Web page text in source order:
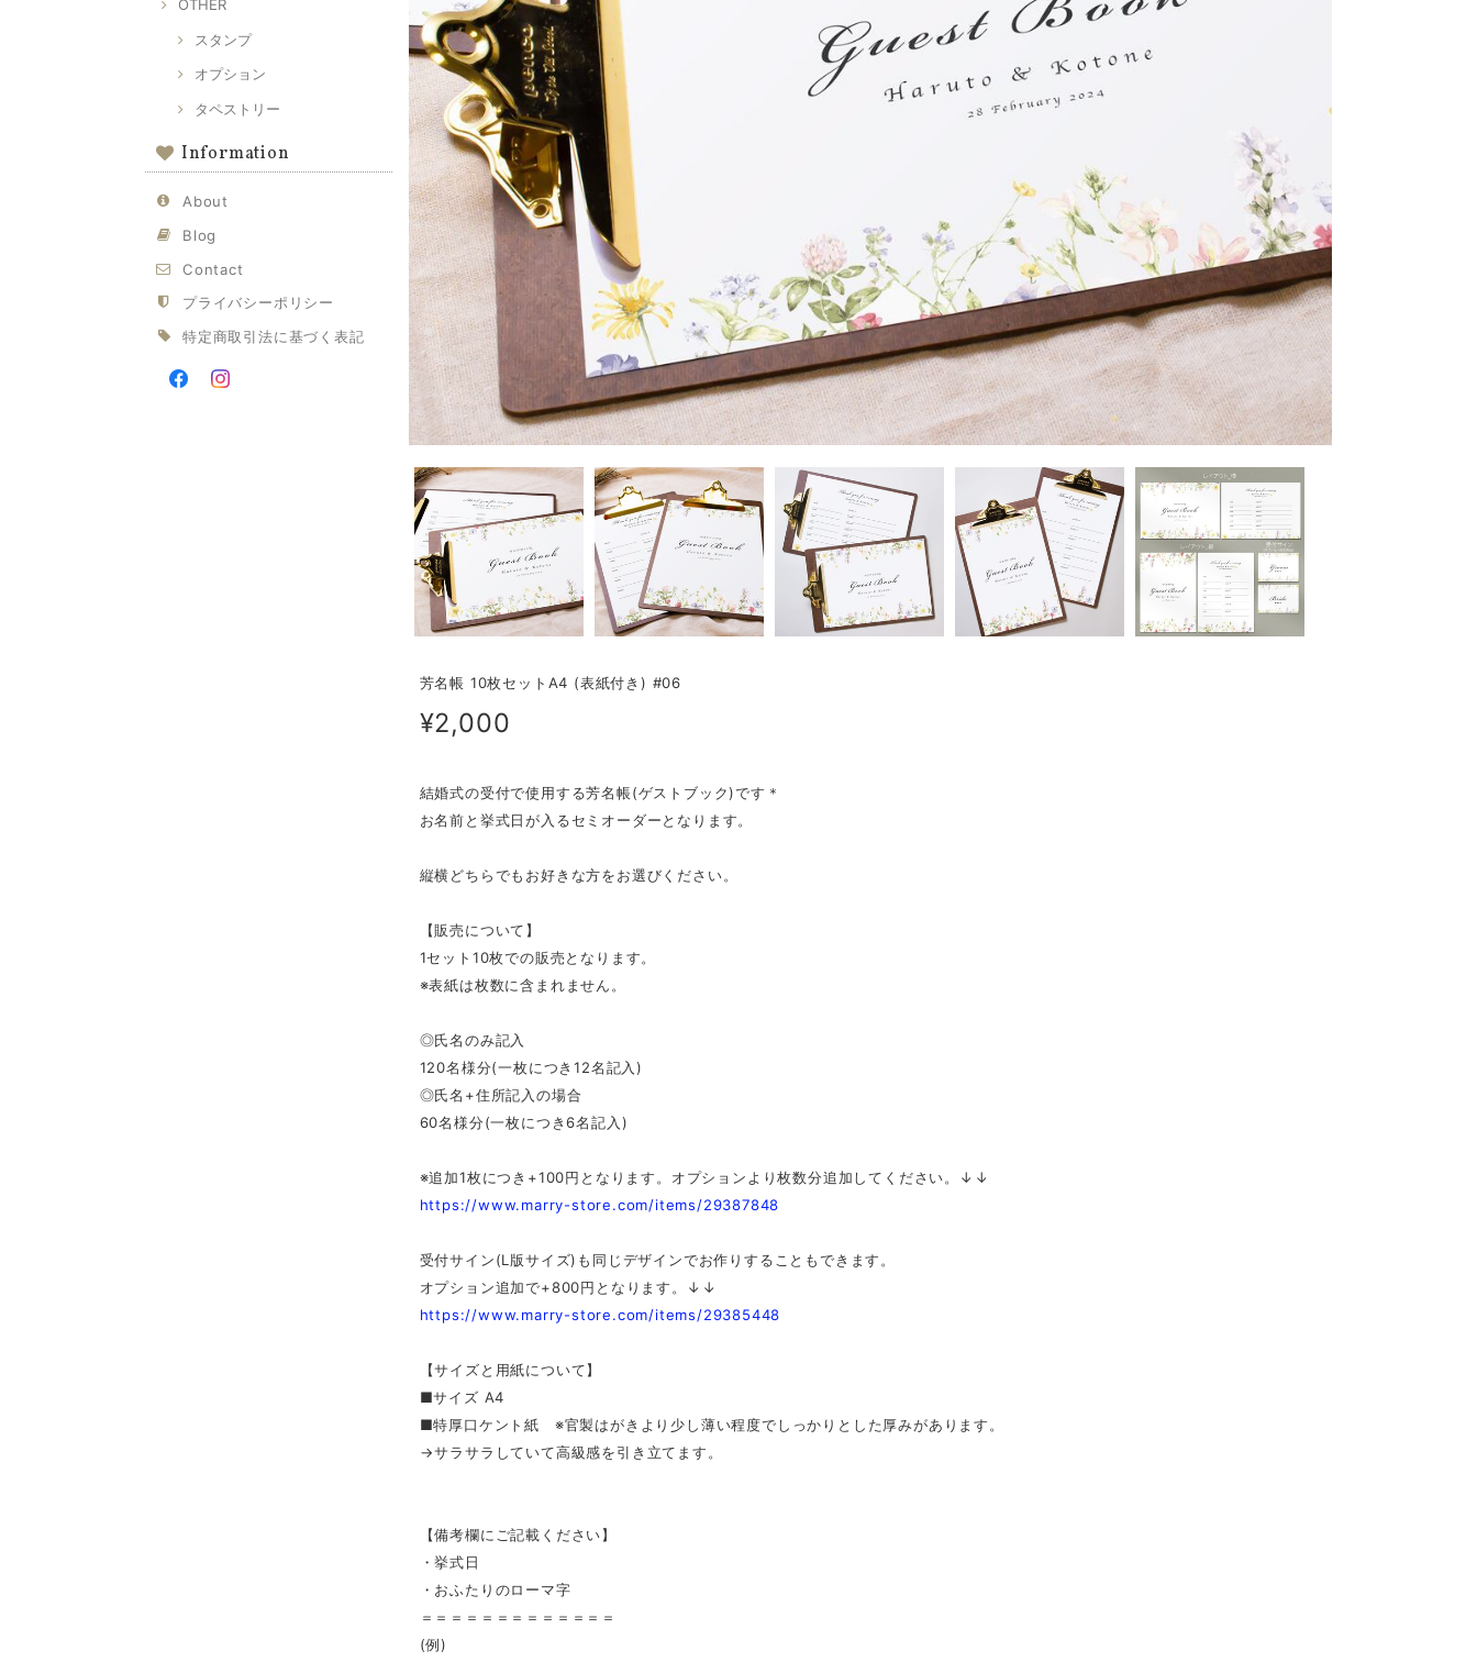
OTHER
スタンプ
オプション
タペストリー
Information
About
Blog
Contact
プライバシーポリシー
特定商取引法に基づく表記
芳名帳 10枚セットA4 (表紙付き) #06
¥2,000
結婚式の受付で使用する芳名帳(ゲストブック)です＊
お名前と挙式日が入るセミオーダーとなります。
縦横どちらでもお好きな方をお選びください。
【販売について】
1セット10枚での販売となります。
※表紙は枚数に含まれません。
◎氏名のみ記入
120名様分(一枚につき12名記入)
◎氏名+住所記入の場合
60名様分(一枚につき6名記入)
※追加1枚につき+100円となります。オプションより枚数分追加してください。↓↓
https://www.marry-store.com/items/29387848
受付サイン(L版サイズ)も同じデザインでお作りすることもできます。
オプション追加で+800円となります。↓↓
https://www.marry-store.com/items/29385448
【サイズと用紙について】
■サイズ A4
■特厚口ケント紙 ※官製はがきより少し薄い程度でしっかりとした厚みがあります。
→サラサラしていて高級感を引き立てます。
【備考欄にご記載ください】
・挙式日
・おふたりのローマ字
＝＝＝＝＝＝＝＝＝＝＝＝＝
(例)